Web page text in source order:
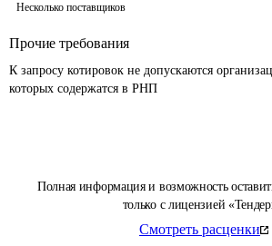
Полная информация и возможность
только с лицензией
Смотреть расценки
Несколько поставщиков
Прочие требования
К запросу котировок не допускаются
которых содержатся в РНП